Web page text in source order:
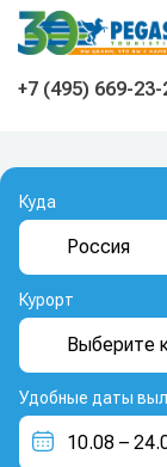
На главную
+7 (495) 669-23-
Куда
Курорт
Удобные даты